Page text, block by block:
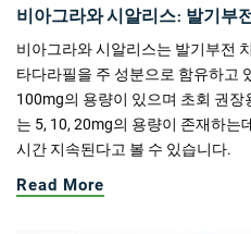
비아그라와 시알리스: 발기부
비아그라와 시알리스는 발기부전
타다라필을 주 성분으로 함유하고
100mg의 용량이 있으며 초회 권
는 5, 10, 20mg의 용량이 존재하는
시간 지속된다고 볼 수 있습니다.
Read More